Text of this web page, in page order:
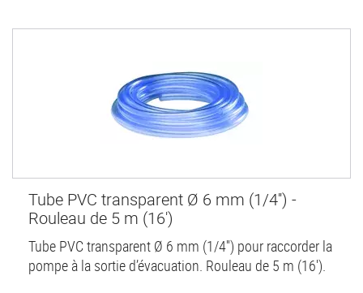
Tube PVC transparent Ø 6 mm (1/4'') -
Rouleau de 5 m (16')
Tube PVC transparent Ø 6 mm (1/4'') pour raccorder la
pompe à la sortie d’évacuation. Rouleau de 5 m (16').